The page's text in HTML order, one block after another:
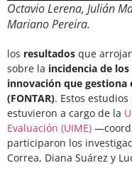
Octavio Lerena, Julián
Mariano Pereira.
los resultados que
sobre la incidencia de
innovación que gestiona
(FONTAR). Estos
estuvieron a cargo de la
Evaluación (UIME)
participaron los
Correa, Diana Suárez y